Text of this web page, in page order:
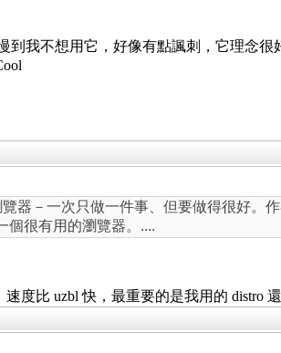
到我不想用它，好像有點諷刺，它理念
器－一次只做一件事、但要做得很好。
個很有用的瀏覽器。....
速度比 uzbl 快，最重要的是我用的 distro 還